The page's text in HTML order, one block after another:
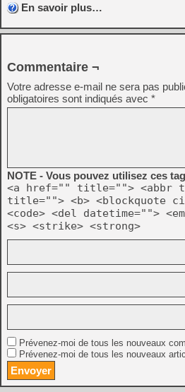
En savoir plus…
Commentaire ¬
Votre adresse e-mail ne sera pas
obligatoires sont indiqués avec *
NOTE - Vous pouvez utilisez ces
<a href="" title=""> <abbr
title=""> <b> <blockquote
<code> <del datetime="">
<s> <strike> <strong>
Prévenez-moi de tous les nouveaux
Prévenez-moi de tous les nouveaux